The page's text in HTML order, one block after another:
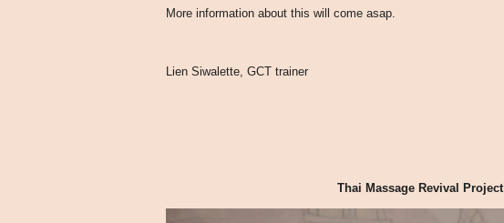
More information about this will come asap.
Lien Siwalette, GCT trainer
Thai Massage Revival Project